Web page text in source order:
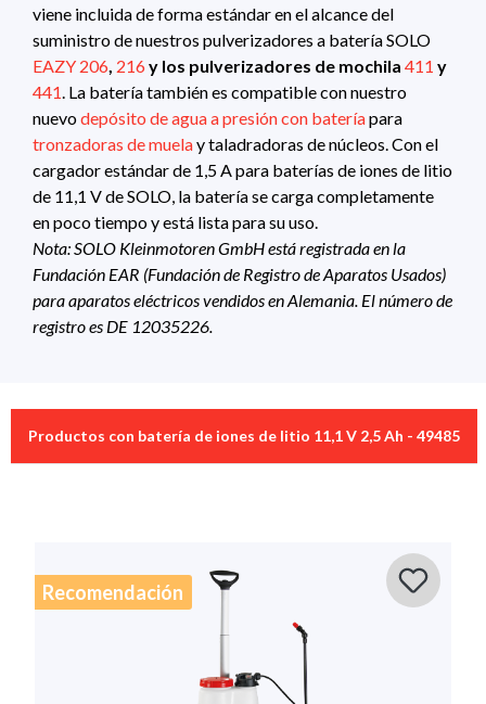
viene incluida de forma estándar en el alcance del
suministro de nuestros pulverizadores a batería SOLO
EAZY 206, 216y los pulverizadores de mochila 411 y
441. La batería también es compatible con nuestro
nuevodepósito de agua a presión con bateríapara
tronzadoras de muelay taladradoras de núcleos. Con el
cargador estándar de 1,5 A para baterías de iones de litio
de 11,1 V de SOLO, la batería se carga completamente
en poco tiempo y está lista para su uso.
Nota: SOLO Kleinmotoren GmbH está registrada en la
Fundación EAR (Fundación de Registro de Aparatos Usados)
para aparatos eléctricos vendidos en Alemania. El número de
registro es DE 12035226.
compatibles
Pulverizador a batería 6L – SOLO EAZY 206 ,
Pulverizador de mochila a batería 16L - 441
SOLO_Akkus_und_Ladegeräte
Comparta sus experiencias con el producto con otros
clientes.
Escribe una reseña
Mostrar las valoraciones solo en el idioma actual.
Productos con batería de iones de litio 11,1 V 2,5 Ah - 49485
Recomendación